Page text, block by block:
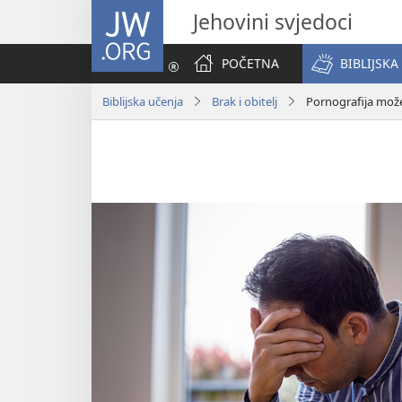
JW.ORG Jehovini svjedoci
POČETNA
BIBLIJSKA
Biblijska učenja Brak i obitelj Pornografija